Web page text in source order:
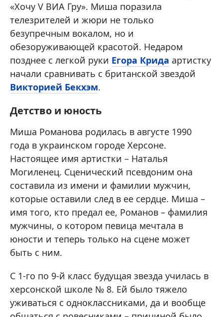
«Хочу V ВИА Гру». Миша поразила
телезрителей и жюри не только
безупречным вокалом, но и
обезоруживающей красотой. Недаром
позднее с легкой руки Егора Крида артистку
начали сравнивать с британской звездой
Викторией Бекхэм.
Детство и юность
Миша Романова родилась в августе 1990
года в украинском городе Херсоне.
Настоящее имя артистки – Наталья
Могиленец. Сценический псевдоним она
составила из имени и фамилии мужчин,
которые оставили след в ее сердце. Миша –
имя того, кто предал ее, Романов – фамилия
мужчины, о котором певица мечтала в
юности и теперь только на сцене может
быть с ним.
С 1-го по 9-й класс будущая звезда училась в
херсонской школе № 8. Ей было тяжело
уживаться с одноклассниками, да и вообще